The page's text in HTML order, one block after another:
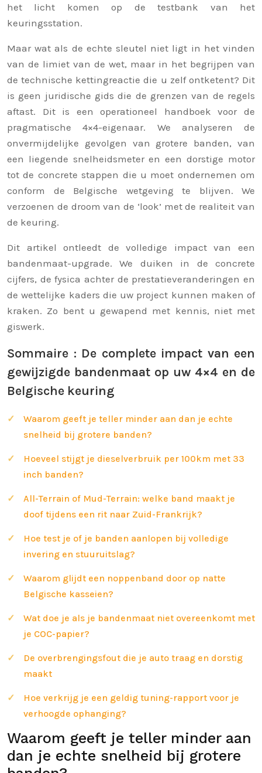
het licht komen op de testbank van het
keuringsstation.
Maar wat als de echte sleutel niet ligt in het vinden
van de limiet van de wet, maar in het begrijpen van
de technische kettingreactie die u zelf ontketent? Dit
is geen juridische gids die de grenzen van de regels
aftast. Dit is een operationeel handboek voor de
pragmatische 4×4-eigenaar. We analyseren de
onvermijdelijke gevolgen van grotere banden, van
een liegende snelheidsmeter en een dorstige motor
tot de concrete stappen die u moet ondernemen om
conform de Belgische wetgeving te blijven. We
verzoenen de droom van de ‘look’ met de realiteit van
de keuring.
Dit artikel ontleedt de volledige impact van een
bandenmaat-upgrade. We duiken in de concrete
cijfers, de fysica achter de prestatieveranderingen en
de wettelijke kaders die uw project kunnen maken of
kraken. Zo bent u gewapend met kennis, niet met
giswerk.
Sommaire : De complete impact van een
gewijzigde bandenmaat op uw 4×4 en de
Belgische keuring
Waarom geeft je teller minder aan dan je echte
snelheid bij grotere banden?
Hoeveel stijgt je dieselverbruik per 100km met 33
inch banden?
All-Terrain of Mud-Terrain: welke band maakt je
doof tijdens een rit naar Zuid-Frankrijk?
Hoe test je of je banden aanlopen bij volledige
invering en stuuruitslag?
Waarom glijdt een noppenband door op natte
Belgische kasseien?
Wat doe je als je bandenmaat niet overeenkomt met
je COC-papier?
De overbrengingsfout die je auto traag en dorstig
maakt
Hoe verkrijg je een geldig tuning-rapport voor je
verhoogde ophanging?
Waarom geeft je teller minder aan
dan je echte snelheid bij grotere